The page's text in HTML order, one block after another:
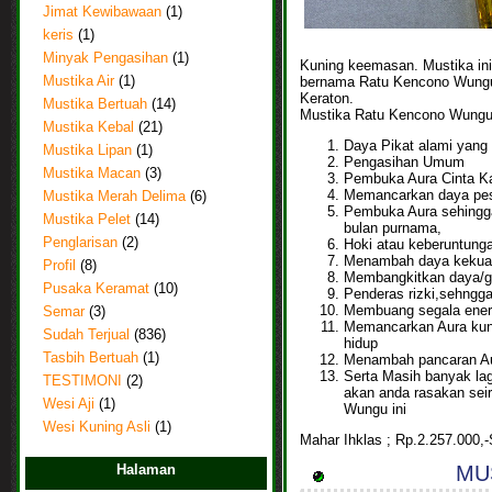
Jimat Kewibawaan (1)
keris (1)
Minyak Pengasihan (1)
Mustika Air (1)
Mustika Bertuah (14)
Mustika Kebal (21)
Mustika Lipan (1)
Mustika Macan (3)
Mustika Merah Delima (6)
Mustika Pelet (14)
Penglarisan (2)
Profil (8)
Pusaka Keramat (10)
Semar (3)
Sudah Terjual (836)
Tasbih Bertuah (1)
TESTIMONI
(2)
Wesi Aji (1)
Wesi Kuning Asli (1)
Halaman
Kuning keemasan. Mustika
bernama Ratu Kencono
Keraton.
Mustika Ratu Kencono
Daya Pikat alami yang
Pengasihan Umum
Pembuka Aura Cinta
Memancarkan daya
Pembuka Aura
bulan purnama,
Hoki atau
Menambah daya
Membangkitkan daya/
Penderas
Membuang segala
Memancarkan Aura
hidup
Menambah pancaran
Serta Masih banyak
akan anda rasakan
Wungu ini
Mahar Ihklas ;